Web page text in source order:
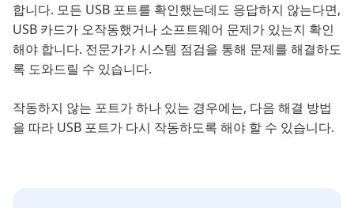
합니다. 모든 USB 포트를 확인했는데도 응답하지 않는다면,
USB 카드가 오작동했거나 소프트웨어 문제가 있는지 확인
해야 합니다. 전문가가 시스템 점검을 통해 문제를 해결하도
록 도와드릴 수 있습니다.
작동하지 않는 포트가 하나 있는 경우에는, 다음 해결 방법
을 따라 USB 포트가 다시 작동하도록 해야 할 수 있습니다.